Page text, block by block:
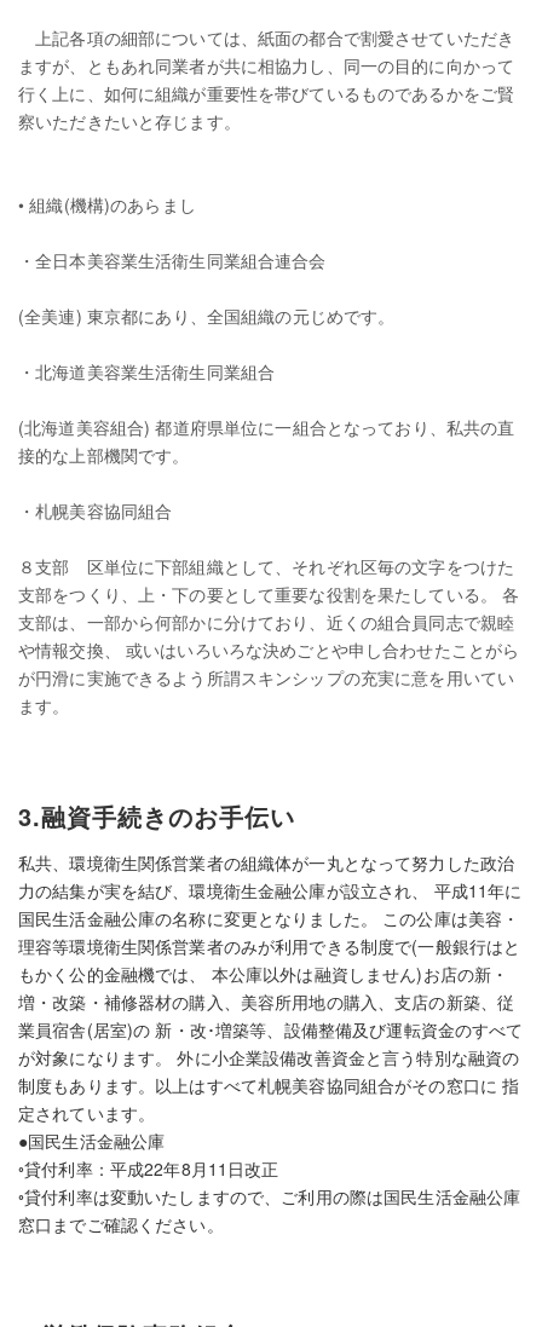
上記各項の細部については、紙面の都合で割愛させていただき
ますが、ともあれ同業者が共に相協力し、同一の目的に向かって
行く上に、如何に組織が重要性を帯びているものであるかをご賢
察いただきたいと存じます。
• 組織(機構)のあらまし
・全日本美容業生活衛生同業組合連合会
(全美連) 東京都にあり、全国組織の元じめです。
・北海道美容業生活衛生同業組合
(北海道美容組合) 都道府県単位に一組合となっており、私共の直
接的な上部機関です。
・札幌美容協同組合
８支部 区単位に下部組織として、それぞれ区毎の文字をつけた
支部をつくり、上・下の要として重要な役割を果たしている。 各
支部は、一部から何部かに分けており、近くの組合員同志で親睦
や情報交換、 或いはいろいろな決めごとや申し合わせたことがら
が円滑に実施できるよう所謂スキンシップの充実に意を用いてい
ます。
3.融資手続きのお手伝い
私共、環境衛生関係営業者の組織体が一丸となって努力した政治
力の結集が実を結び、環境衛生金融公庫が設立され、 平成11年に
国民生活金融公庫の名称に変更となりました。 この公庫は美容・
理容等環境衛生関係営業者のみが利用できる制度で(一般銀行はと
もかく公的金融機では、 本公庫以外は融資しません)お店の新・
増・改築・補修器材の購入、美容所用地の購入、支店の新築、従
業員宿舎(居室)の 新・改･増築等、設備整備及び運転資金のすべて
が対象になります。外に小企業設備改善資金と言う特別な融資の
制度もあります。以上はすべて札幌美容協同組合がその窓口に 指
定されています。
●国民生活金融公庫
◦貸付利率：平成22年8月11日改正
◦貸付利率は変動いたしますので、ご利用の際は国民生活金融公庫
窓口までご確認ください。